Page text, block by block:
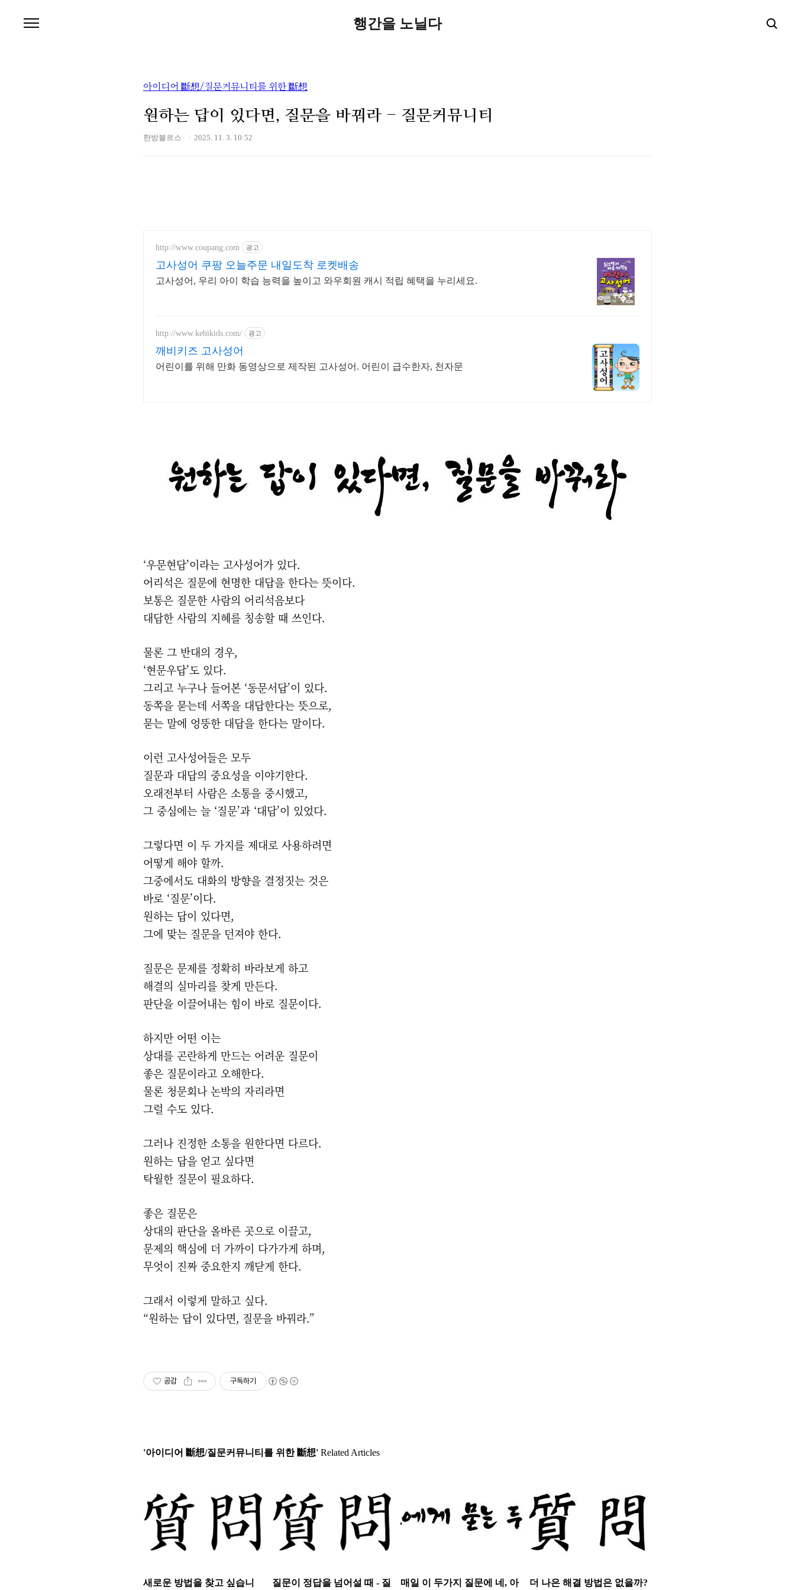
행간을 노닐다
아이디어 斷想/질문커뮤니티를 위한 斷想
원하는 답이 있다면, 질문을 바꿔라 - 질문커뮤니티
한방블르스 2025. 11. 3. 10:52
http://www.coupang.com 광고
고사성어 쿠팡 오늘주문 내일도착 로켓배송
고사성어, 우리 아이 학습 능력을 높이고 와우회원 캐시 적립 혜택을 누리세요.
http://www.kebikids.com/ 광고
깨비키즈 고사성어
어린이를 위해 만화 동영상으로 제작된 고사성어. 어린이 급수한자, 천자문
‘우문현답’이라는 고사성어가 있다.
어리석은 질문에 현명한 대답을 한다는 뜻이다.
보통은 질문한 사람의 어리석음보다
대답한 사람의 지혜를 칭송할 때 쓰인다.
물론 그 반대의 경우,
‘현문우답’도 있다.
그리고 누구나 들어본 ‘동문서답’이 있다.
동쪽을 묻는데 서쪽을 대답한다는 뜻으로,
묻는 말에 엉뚱한 대답을 한다는 말이다.
이런 고사성어들은 모두
질문과 대답의 중요성을 이야기한다.
오래전부터 사람은 소통을 중시했고,
그 중심에는 늘 ‘질문’과 ‘대답’이 있었다.
그렇다면 이 두 가지를 제대로 사용하려면
어떻게 해야 할까.
그중에서도 대화의 방향을 결정짓는 것은
바로 ‘질문’이다.
원하는 답이 있다면,
그에 맞는 질문을 던져야 한다.
질문은 문제를 정확히 바라보게 하고
해결의 실마리를 찾게 만든다.
판단을 이끌어내는 힘이 바로 질문이다.
하지만 어떤 이는
상대를 곤란하게 만드는 어려운 질문이
좋은 질문이라고 오해한다.
물론 청문회나 논박의 자리라면
그럴 수도 있다.
그러나 진정한 소통을 원한다면 다르다.
원하는 답을 얻고 싶다면
탁월한 질문이 필요하다.
좋은 질문은
상대의 판단을 올바른 곳으로 이끌고,
문제의 핵심에 더 가까이 다가가게 하며,
무엇이 진짜 중요한지 깨닫게 한다.
그래서 이렇게 말하고 싶다.
“원하는 답이 있다면, 질문을 바꿔라.”
공감 구독하기
'아이디어 斷想/질문커뮤니티를 위한 斷想' Related Articles
새로운 방법을 찾고 싶습니 질문이 정답을 넘어설 때 - 질 매일 이 두가지 질문에 네, 아 더 나은 해결 방법은 없을까?